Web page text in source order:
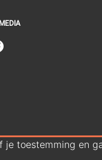
toestemming en